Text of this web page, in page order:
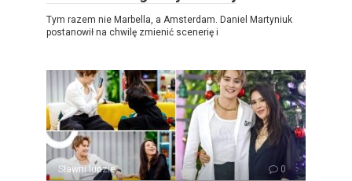
Tym razem nie Marbella, a Amsterdam. Daniel Martyniuk
postanowił na chwilę zmienić scenerię i
Sławni ludzie 0